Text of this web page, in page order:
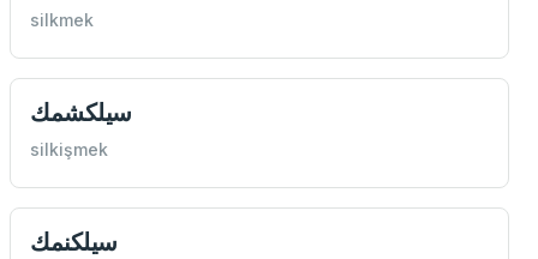
silkmek
سيلكشمك
silkişmek
سيلكنمك